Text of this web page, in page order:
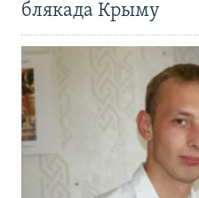
блякада Крыму